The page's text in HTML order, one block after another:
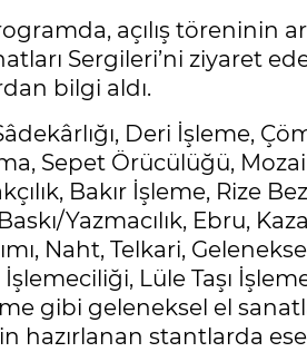
açılış töreninin
Sergileri’ni ziyaret
bilgi aldı.
Deri İşleme,
Sepet Örücülüğü,
Bakır İşleme, Rize
Yazmacılık, Ebru,
Naht, Telkari,
İşlemeciliği, Lüle Taşı
gibi geleneksel el
hazırlanan stantlarda